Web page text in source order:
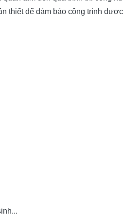
thiết để đảm bảo công trình